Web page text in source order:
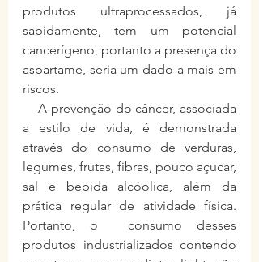
produtos ultraprocessados, já
sabidamente, tem um potencial
cancerígeno, portanto a presença do
aspartame, seria um dado a mais em
riscos.
a estilo de vida, é demonstrada
através do consumo de verduras,
legumes, frutas, fibras, pouco açucar,
sal e bebida alcóolica, além da
prática regular de atividade física.
Portanto, o  consumo desses
produtos industrializados contendo